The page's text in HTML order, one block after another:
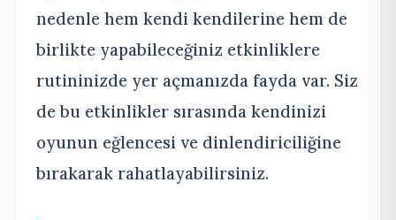
nedenle hem kendi kendilerine hem de
birlikte yapabileceğiniz etkinliklere
rutininizde yer açmanızda fayda var. Siz
de bu etkinlikler sırasında kendinizi
oyunun eğlencesi ve dinlendiriciliğine
bırakarak rahatlayabilirsiniz.